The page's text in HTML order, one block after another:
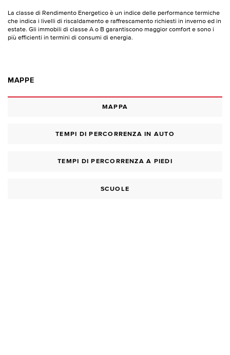
La classe di Rendimento Energetico è un indice delle performance termiche
che indica i livelli di riscaldamento e raffrescamento richiesti in inverno ed in
estate. Gli immobili di classe A o B garantiscono maggior comfort e sono i
più efficienti in termini di consumi di energia.
MAPPE
MAPPA
TEMPI DI PERCORRENZA IN AUTO
TEMPI DI PERCORRENZA A PIEDI
SCUOLE